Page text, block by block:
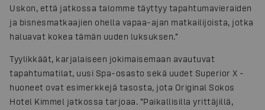
Uskon, että jatkossa talomme täyttyy tapahtumavieraiden
ja bisnesmatkaajien ohella vapaa-ajan matkailijoista, jotka
haluavat kokea tämän uuden luksuksen.”
Tyylikkäät, karjalaiseen jokimaisemaan avautuvat
tapahtumatilat, uusi Spa-osasto sekä uudet Superior X -
huoneet ovat esimerkkejä tasosta, jota Original Sokos
Hotel Kimmel jatkossa tarjoaa. ”Paikallisilla yrittäjillä,